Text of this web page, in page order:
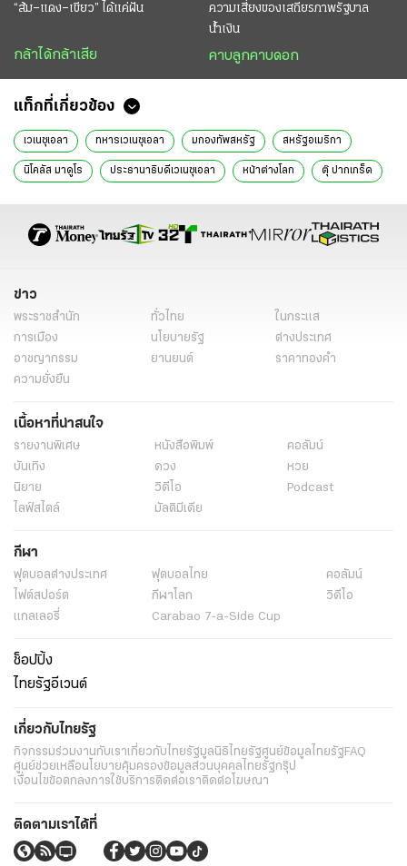
“ส้ม–แดง–เขียว” ได้แค่ฝัน
กล้าได้กล้าเสีย
ความเสี่ยงของเสถียรภาพรัฐบาล
น้ำเงิน
คาบลูกคาบดอก
แท็กที่เกี่ยวข้อง
เวเนซุเอลา ทหารเวเนซุเอลา มกองทัพสหรัฐ สหรัฐอเมริกา
นิโคลัส มาดูโร ประธานาธิบดีเวเนซุเอลา หน้าต่างโลก ตุ๊ ปากเกร็ด
ข่าว
พระราชสำนัก ทั่วไทย
ในกระแส
การเมือง
นโยบายรัฐ
ต่างประเทศ
อาชญากรรม
ยานยนต์
ราคาทองคำ
ความยั่งยืน
เนื้อหาที่น่าสนใจ
รายงานพิเศษ หนังสือพิมพ์
คอลัมน์
บันเทิง
ดวง
หวย
นิยาย
วิดีโอ
Podcast
ไลฟ์สไตล์
มัลติมีเดีย
กีฬา
ฟุตบอลต่่างประเทศ ฟุตบอลไทย
คอลัมน์
ไฟต์สปอร์ต
กีฬาโลก
วิดีโอ
แกลเลอรี่
Carabao 7-a-Side Cup
ช็อปปิ้ง
ไทยรัฐอีเวนต์
เกี่ยวกับไทยรัฐ
กิจกรรมร่วมงานกับเราเกี่ยวกับไทยรัฐมูลนิธิไทยรัฐศูนย์ข้อมูลไทยรัฐFAQ
ศูนย์ช่วยเหลือนโยบายคุ้มครองข้อมูลส่วนบุคคลไทยรัฐกรุ๊ป
เงื่อนไขข้อตกลงการใช้บริการติดต่อเราติดต่อโฆษณา
ติดตามเราได้ที่